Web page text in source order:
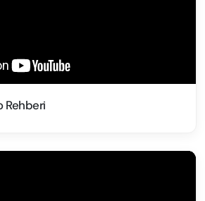
Rehberi